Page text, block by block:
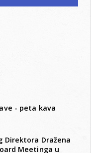
- peta kava
Direktora Dražena
Meetinga u